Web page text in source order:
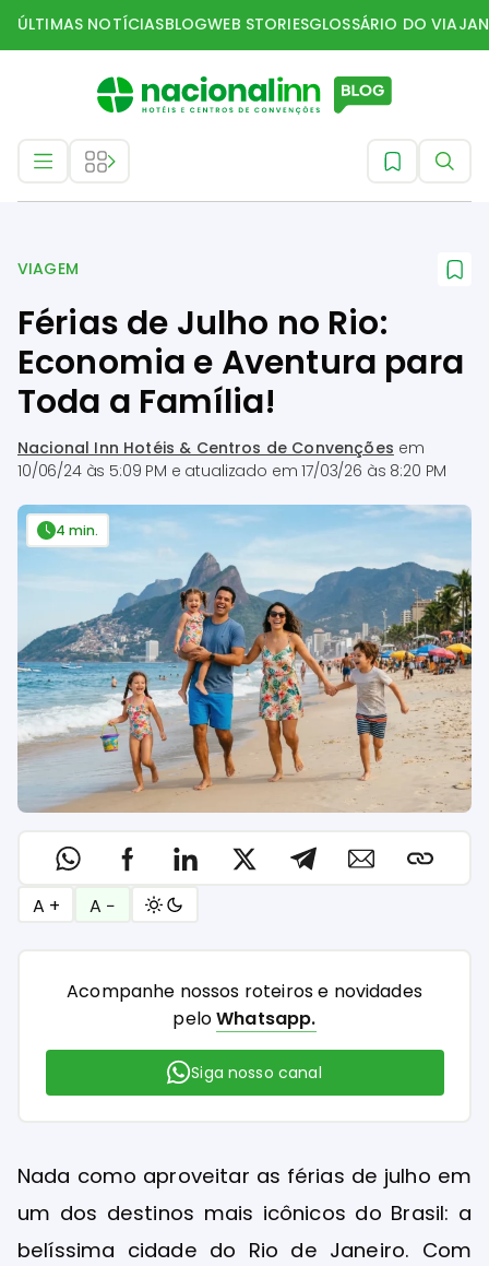
ÚLTIMAS NOTÍCIASBLOGWEB STORIESGLOSSÁRIO DO
VIAGEM
Férias de Julho no Rio:
Economia e Aventura para
Toda a Família!
Nacional Inn Hotéis & Centros de Convenções em
10/06/24 às 5:09 PM e atualizado em17/03/26 às 8:20 PM
4 min.
A + A −
Acompanhe nossos roteiros e novidades
peloWhatsapp.
Siga nosso canal
Nada como aproveitar as férias de julho em
um dos destinos mais icônicos do Brasil: a
belíssima cidade do Rio de Janeiro. Com